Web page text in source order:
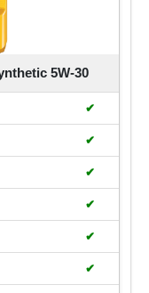
5W-30
✔
✔
✔
✔
✔
✔